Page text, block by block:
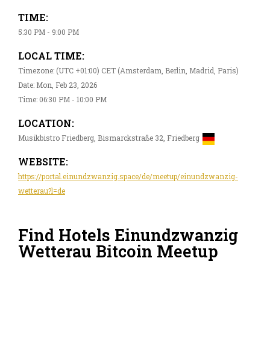
TIME:
5:30 PM - 9:00 PM
LOCAL TIME:
Timezone: (UTC +01:00) CET (Amsterdam, Berlin, Madrid, Paris)
Date: Mon, Feb 23, 2026
Time: 06:30 PM - 10:00 PM
LOCATION:
Musikbistro Friedberg, Bismarckstraße 32, Friedberg
WEBSITE:
https://portal.einundzwanzig.space/de/meetup/einundzwanzig-
wetterau?l=de
Find Hotels Einundzwanzig
Wetterau Bitcoin Meetup